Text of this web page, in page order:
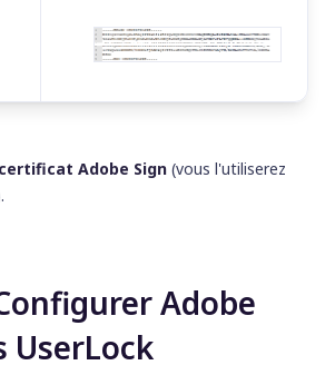
certificat Adobe Sign (vous l'utiliserez
Adobe
UserLock